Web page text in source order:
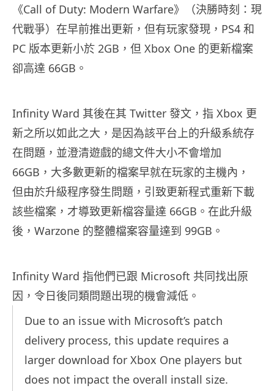
《Call of Duty: Modern Warfare》（決勝時刻：現
代戰爭）在早前推出更新，但有玩家發現，PS4 和
PC 版本更新小於 2GB，但 Xbox One 的更新檔案
卻高達 66GB。
Infinity Ward 其後在其 Twitter 發文，指 Xbox 更
新之所以如此之大，是因為該平台上的升級系統存
在問題，並澄清遊戲的總文件大小不會增加
66GB，大多數更新的檔案早就在玩家的主機內，
但由於升級程序發生問題，引致更新程式重新下載
該些檔案，才導致更新檔容量達 66GB。在此升級
後，Warzone 的整體檔案容量達到 99GB。
Infinity Ward 指他們已跟 Microsoft 共同找出原
因，令日後同類問題出現的機會減低。
Due to an issue with Microsoft’s patch
delivery process, this update requires a
larger download for Xbox One players but
does not impact the overall install size.